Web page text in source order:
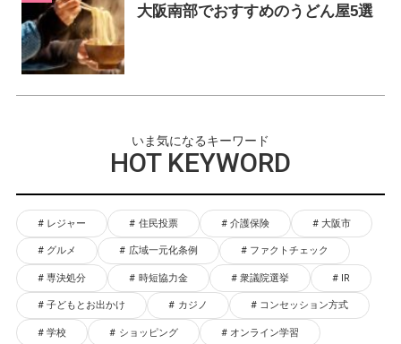
大阪南部でおすすめのうどん屋5選
いま気になるキーワード
HOT KEYWORD
レジャー 住民投票 介護保険 大阪市
グルメ 広域一元化条例 ファクトチェック
専決処分 時短協力金 衆議院選挙 IR
子どもとお出かけ カジノ コンセッション方式
学校 ショッピング オンライン学習